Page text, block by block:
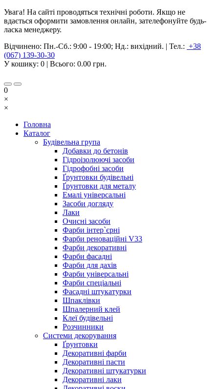
Увага! На сайті проводяться технічні роботи. Якщо не
вдається оформити замовлення онлайн, зателефонуйте будь-
ласка менеджеру.
Відчинено: Пн.-Сб.: 9:00 - 19:00; Нд.: вихідний. | Тел.: +38
(067) 139-30-30
У кошику: 0 | Всього: 0.00 грн.
0
×
×
Головна
Каталог
Будівельна група
Добавки до бетонів
Гідроізолюючі засоби
Гідрофобні засоби
Ґрунтовки будівельні
Ґрунтовки для металу
Емалі універсальні
Засоби догляду
Лаки
Очисні засоби
Фарби інтер`єрні
Фарби реноваційні V33
Фарби декоративні
Фарби фасадні
Фарби для дахів
Фарби універсальні
Фарби спеціальні
Фасадні штукатурки
Шпаклівки
Шпалерний клей
Клеї будівельні
Розчинники
Системи декорування
Ґрунтовки
Декоративні фарби
Декоративні пасти
Декоративні штукатурки
Декоративні лаки